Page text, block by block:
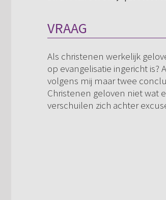
VRAAG
Als christenen werkelijk
op evangelisatie ingericht is?
volgens mij maar twee
Christenen geloven niet wat
verschuilen zich achter